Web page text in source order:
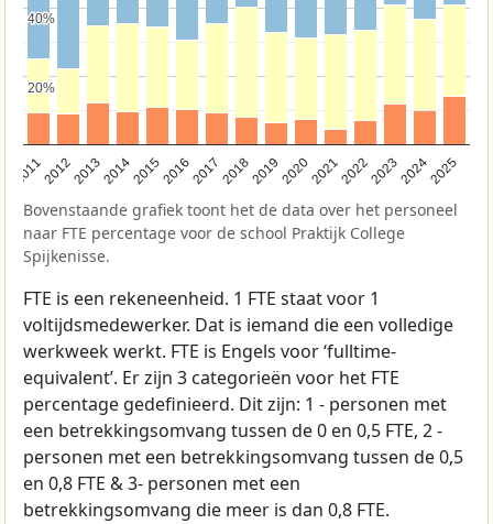
201120122013201420152016201720182019202020212022202320242025
20%
20%
40%
40%
Bovenstaande grafiek toont het de data over het personeel
naar FTE percentage voor de school Praktijk College
Spijkenisse.
FTE is een rekeneenheid. 1 FTE staat voor 1
voltijdsmedewerker. Dat is iemand die een volledige
werkweek werkt. FTE is Engels voor ‘fulltime-
equivalent’. Er zijn 3 categorieën voor het FTE
percentage gedefinieerd. Dit zijn: 1 - personen met
een betrekkingsomvang tussen de 0 en 0,5 FTE, 2 -
personen met een betrekkingsomvang tussen de 0,5
en 0,8 FTE & 3- personen met een
betrekkingsomvang die meer is dan 0,8 FTE.